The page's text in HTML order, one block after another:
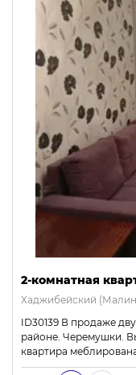
2-комнатная
Хаджибейский
ID30139 В продаже
районе. Черемушки.
квартира